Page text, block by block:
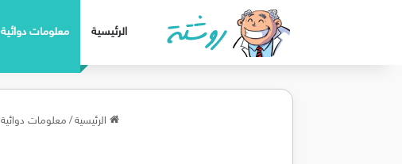
الرئيسية معلومات دوائية
الرئيسية / معلومات دوائية